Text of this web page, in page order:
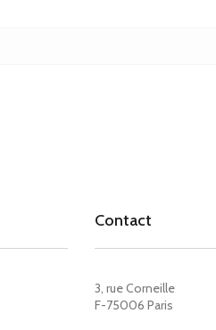
Contact
3, rue Corneille
F-75006 Paris